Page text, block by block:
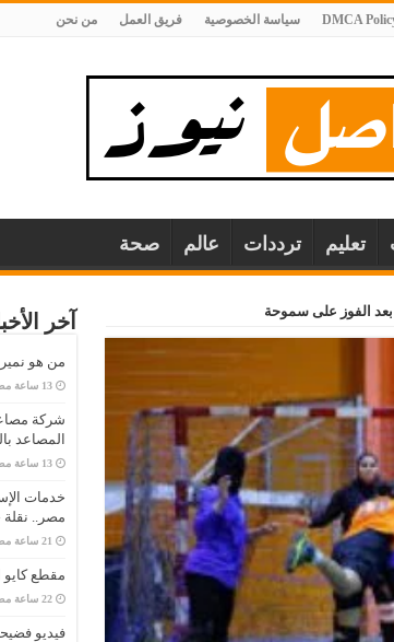
سياسة الخصوصية فريق العمل من نحن
تعليم ترددات عالم صحة
الفوز على سموحة آخر
من هو نمير
‏13 ساعة مضت
المصاعد
‏13 ساعة مضت
خدمات
مصر.. نقلة
مقطع كايو
‏22 ساعة مضت
فيديو